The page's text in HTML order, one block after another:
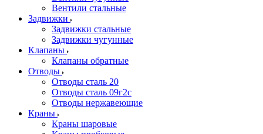
Вентили стальные
Задвижки
Задвижки стальные
Задвижки чугунные
Клапаны
Клапаны обратные
Отводы
Отводы сталь 20
Отводы сталь 09г2с
Отводы нержавеющие
Краны
Краны шаровые